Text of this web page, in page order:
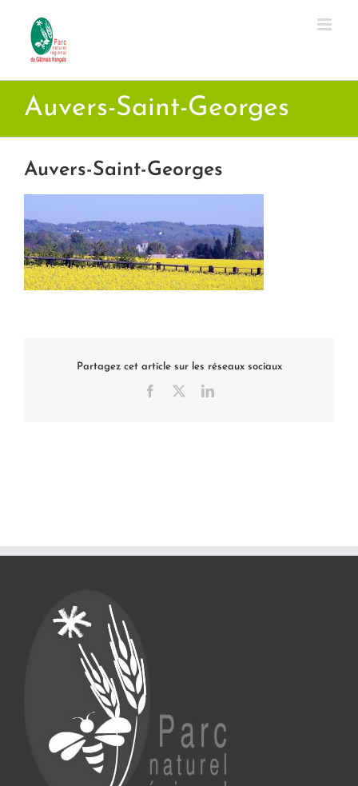
contenu
Auvers-Saint-Georges
Auvers-Saint-Georges
Partagez cet article sur les réseaux sociaux
Facebook LinkedIn